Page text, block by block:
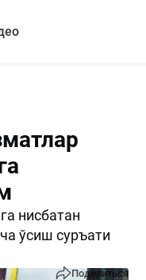
нисбатан
ўсиш суръати
Поделиться